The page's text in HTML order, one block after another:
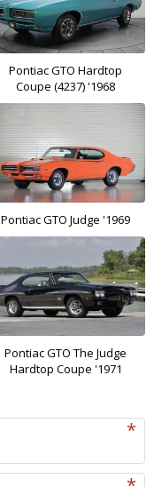
Pontiac GTO Hardtop
Coupe (4237) '1968
Pontiac GTO Judge '1969
Pontiac GTO The Judge
Hardtop Coupe '1971